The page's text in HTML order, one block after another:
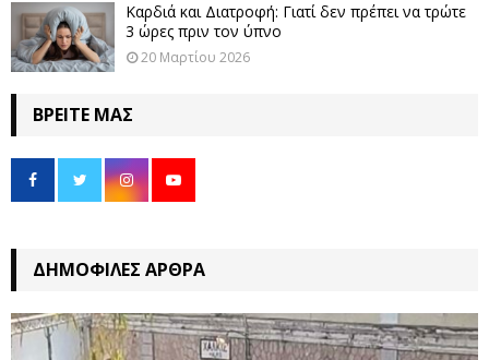
Καρδιά και Διατροφή: Γιατί δεν πρέπει να τρώτε
3 ώρες πριν τον ύπνο
20 Μαρτίου 2026
ΒΡΕΊΤΕ ΜΑΣ
ΔΗΜΟΦΙΛΈΣ ΆΡΘΡΑ